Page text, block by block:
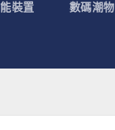
裝置 數碼潮物